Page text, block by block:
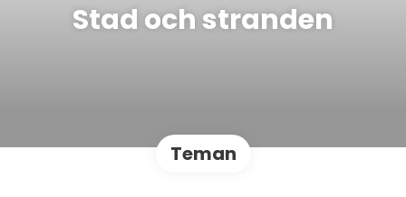
Stad och stranden
Teman